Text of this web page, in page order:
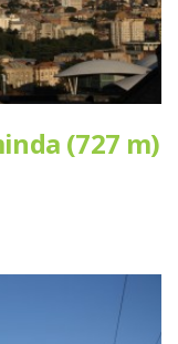
(727 m)